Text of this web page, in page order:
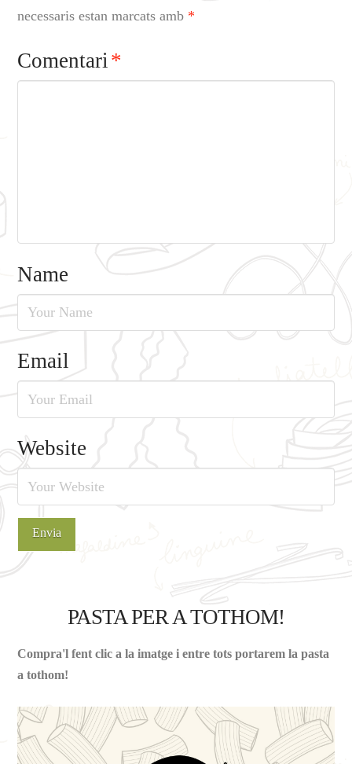
necessaris estan marcats amb *
Comentari*
Name
Email
Website
PASTA PER A TOTHOM!
Compra'l fent clic a la imatge i entre tots portarem la pasta
a tothom!